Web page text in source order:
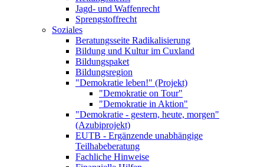
Jagd- und Waffenrecht
Sprengstoffrecht
Soziales
Beratungsseite Radikalisierung
Bildung und Kultur im Cuxland
Bildungspaket
Bildungsregion
"Demokratie leben!" (Projekt)
"Demokratie on Tour"
"Demokratie in Aktion"
"Demokratie - gestern, heute, morgen"
(Azubiprojekt)
EUTB - Ergänzende unabhängige
Teilhabeberatung
Fachliche Hinweise